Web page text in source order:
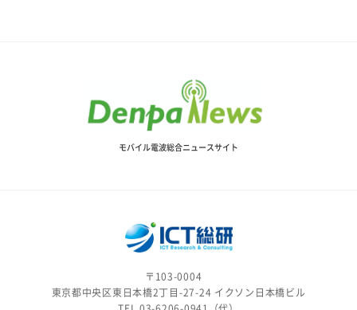
モバイル電波総合ニュースサイト
〒103-0004
東京都中央区東日本橋2丁目-27-24 イクソン日本橋ビル